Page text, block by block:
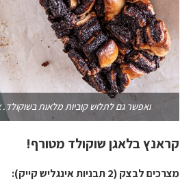
ואפשר גם לתלוש קוביות מלאות בשוקולד.
קראנץ בלאגן שוקולד מטורף!
מצרכים לבצק (2 תבניות אינגליש קייק):